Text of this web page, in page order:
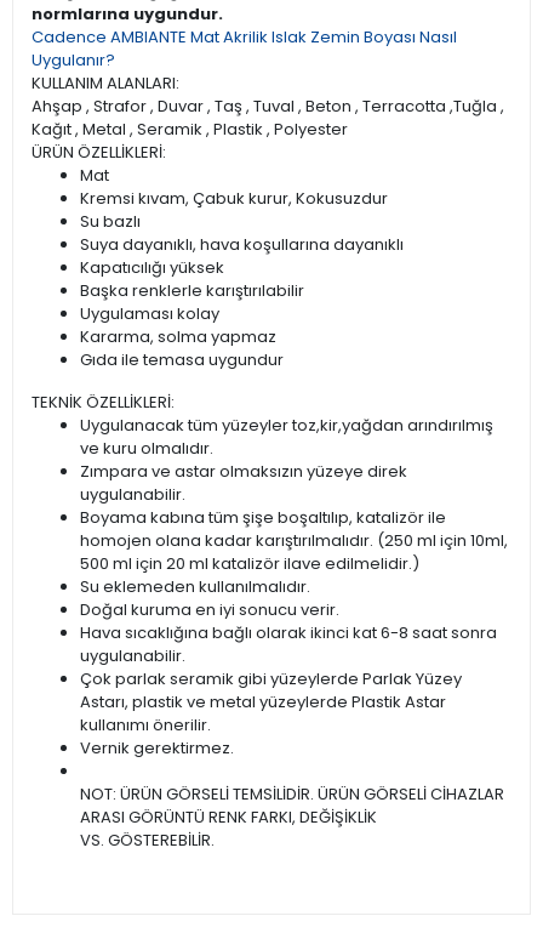
normlarına uygundur.
Cadence AMBIANTE Mat Akrilik Islak Zemin Boyası Nasıl
Uygulanır?
KULLANIM ALANLARI:
Ahşap , Strafor , Duvar , Taş , Tuval , Beton , Terracotta ,Tuğla ,
Kağıt , Metal , Seramik , Plastik , Polyester
ÜRÜN ÖZELLİKLERİ:
Mat
Kremsi kıvam, Çabuk kurur, Kokusuzdur
Su bazlı
Suya dayanıklı, hava koşullarına dayanıklı
Kapatıcılığı yüksek
Başka renklerle karıştırılabilir
Uygulaması kolay
Kararma, solma yapmaz
Gıda ile temasa uygundur
TEKNİK ÖZELLİKLERİ:
Uygulanacak tüm yüzeyler toz,kir,yağdan arındırılmış
ve kuru olmalıdır.
Zımpara ve astar olmaksızın yüzeye direk
uygulanabilir.
Boyama kabına tüm şişe boşaltılıp, katalizör ile
homojen olana kadar karıştırılmalıdır. (250 ml için 10ml,
500 ml için 20 ml katalizör ilave edilmelidir.)
Su eklemeden kullanılmalıdır.
Doğal kuruma en iyi sonucu verir.
Hava sıcaklığına bağlı olarak ikinci kat 6-8 saat sonra
uygulanabilir.
Çok parlak seramik gibi yüzeylerde Parlak Yüzey
Astarı, plastik ve metal yüzeylerde Plastik Astar
kullanımı önerilir.
Vernik gerektirmez.
NOT: ÜRÜN GÖRSELİ TEMSİLİDİR. ÜRÜN GÖRSELİ CİHAZLAR
ARASI GÖRÜNTÜ RENK FARKI, DEĞİŞİKLİK
VS. GÖSTEREBİLİR.